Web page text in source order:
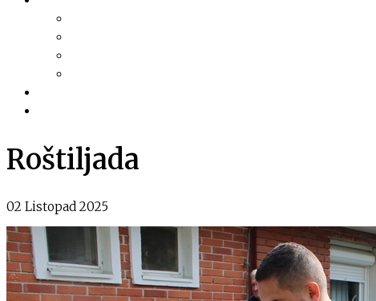
Roštiljada
02 Listopad 2025